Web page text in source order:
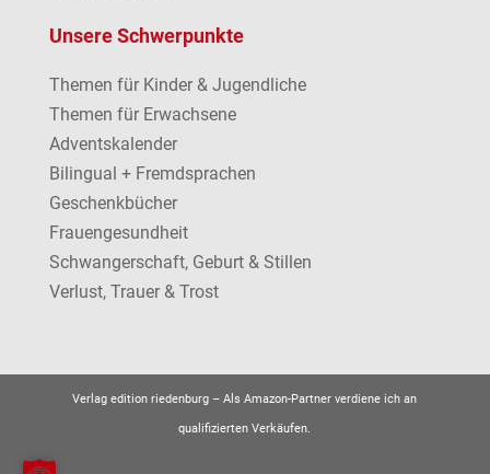
Unsere Schwerpunkte
Themen für Kinder & Jugendliche
Themen für Erwachsene
Adventskalender
Bilingual + Fremdsprachen
Geschenkbücher
Frauengesundheit
Schwangerschaft, Geburt & Stillen
Verlust, Trauer & Trost
Verlag edition riedenburg –Als Amazon-Partner verdiene ich an
qualifizierten Verkäufen.